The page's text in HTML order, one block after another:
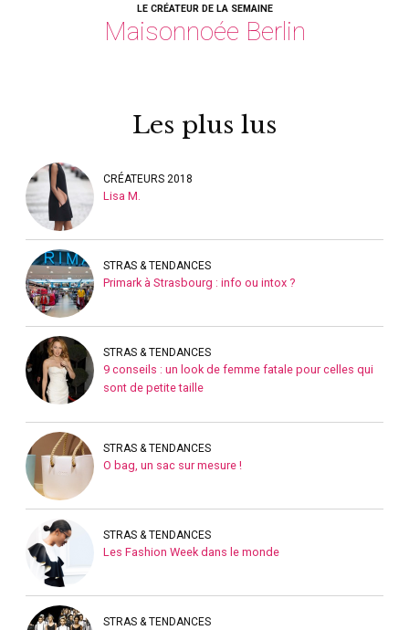
LE CRÉATEUR DE LA SEMAINE
Maisonnoée Berlin
Les plus lus
CRÉATEURS 2018
Lisa M.
STRAS & TENDANCES
Primark à Strasbourg : info ou intox ?
STRAS & TENDANCES
9 conseils : un look de femme fatale pour celles qui
sont de petite taille
STRAS & TENDANCES
O bag, un sac sur mesure !
STRAS & TENDANCES
Les Fashion Week dans le monde
STRAS & TENDANCES